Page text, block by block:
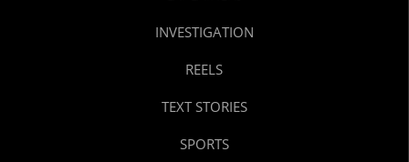
INVESTIGATION
REELS
TEXT STORIES
SPORTS